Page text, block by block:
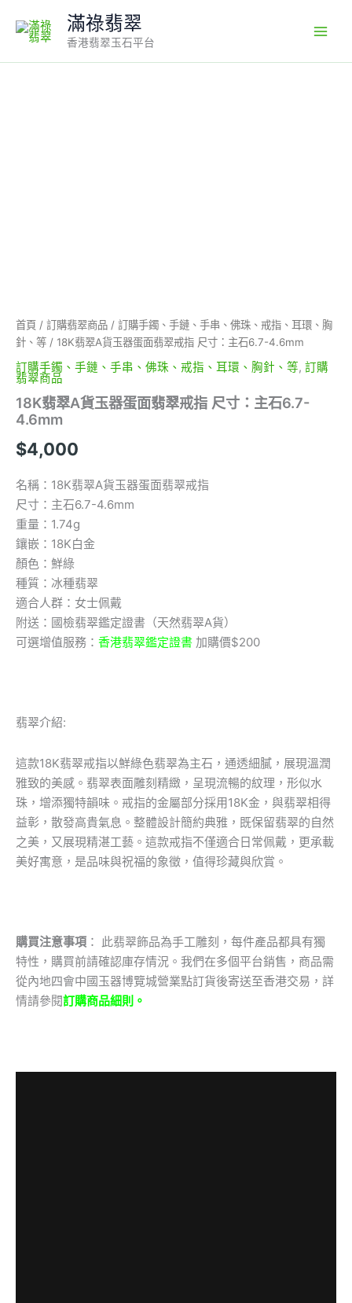
content
滿祿翡翠
香港翡翠玉石平台
首頁 / 訂購翡翠商品 / 訂購手鐲、手鏈、手串、佛珠、戒指、耳環、胸
針、等 / 18K翡翠A貨玉器蛋面翡翠戒指 尺寸：主石6.7-4.6mm
訂購手鐲、手鏈、手串、佛珠、戒指、耳環、胸針、等, 訂購
翡翠商品
18K翡翠A貨玉器蛋面翡翠戒指 尺寸：主石6.7-
4.6mm
$4,000
名稱：18K翡翠A貨玉器蛋面翡翠戒指
尺寸：主石6.7-4.6mm
重量：1.74g
鑲嵌：18K白金
顏色：鮮綠
種質：冰種翡翠
適合人群：女士佩戴
附送：國檢翡翠鑑定證書（天然翡翠A貨）
可選增值服務： 香港翡翠鑑定證書 加購價$200
翡翠介紹:
這款18K翡翠戒指以鮮綠色翡翠為主石，通透細膩，展現溫潤
雅致的美感。翡翠表面雕刻精緻，呈現流暢的紋理，形似水
珠，增添獨特韻味。戒指的金屬部分採用18K金，與翡翠相得
益彰，散發高貴氣息。整體設計簡約典雅，既保留翡翠的自然
之美，又展現精湛工藝。這款戒指不僅適合日常佩戴，更承載
美好寓意，是品味與祝福的象徵，值得珍藏與欣賞。
購買注意事項 ： 此翡翠飾品為手工雕刻，每件產品都具有獨
特性，購買前請確認庫存情況。我們在多個平台銷售，商品需
從內地四會中國玉器博覽城營業點訂貨後寄送至香港交易，詳
情請參閱訂購商品細則。
主
石
6.7-
4.6mm
量